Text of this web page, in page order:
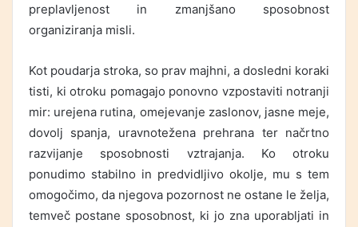
preplavljenost in zmanjšano sposobnost
organiziranja misli.
Kot poudarja stroka, so prav majhni, a dosledni koraki
tisti, ki otroku pomagajo ponovno vzpostaviti notranji
mir: urejena rutina, omejevanje zaslonov, jasne meje,
dovolj spanja, uravnotežena prehrana ter načrtno
razvijanje sposobnosti vztrajanja. Ko otroku
ponudimo stabilno in predvidljivo okolje, mu s tem
omogočimo, da njegova pozornost ne ostane le želja,
temveč postane sposobnost, ki jo zna uporabljati in